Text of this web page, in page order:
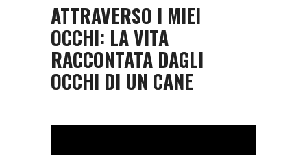
ATTRAVERSO I MIEI
OCCHI: LA VITA
RACCONTATA DAGLI
OCCHI DI UN CANE